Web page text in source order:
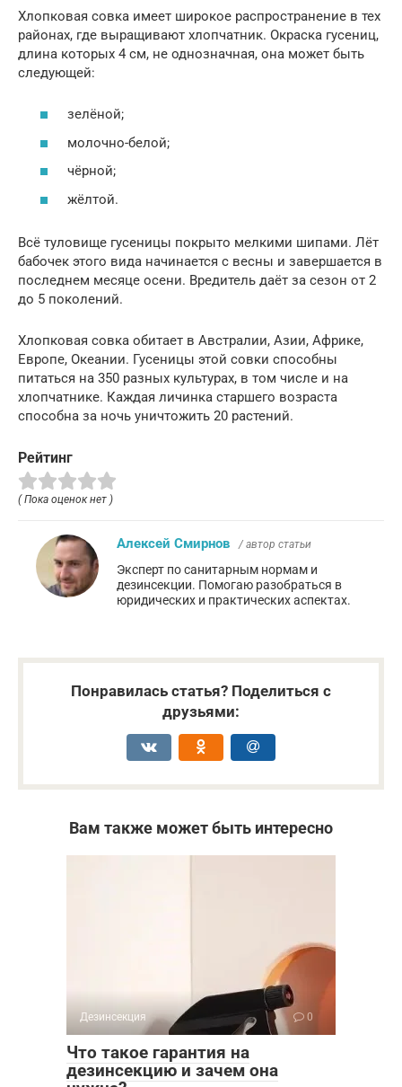
Хлопковая совка имеет широкое распространение в тех
районах, где выращивают хлопчатник. Окраска гусениц,
длина которых 4 см, не однозначная, она может быть
следующей:
зелёной;
молочно-белой;
чёрной;
жёлтой.
Всё туловище гусеницы покрыто мелкими шипами. Лёт
бабочек этого вида начинается с весны и завершается в
последнем месяце осени. Вредитель даёт за сезон от 2
до 5 поколений.
Хлопковая совка обитает в Австралии, Азии, Африке,
Европе, Океании. Гусеницы этой совки способны
питаться на 350 разных культурах, в том числе и на
хлопчатнике. Каждая личинка старшего возраста
способна за ночь уничтожить 20 растений.
Рейтинг
( Пока оценок нет )
Алексей Смирнов / автор статьи
Эксперт по санитарным нормам и
дезинсекции. Помогаю разобраться в
юридических и практических аспектах.
Понравилась статья? Поделиться с
друзьями:
Вам также может быть интересно
Дезинсекция 0
Что такое гарантия на
дезинсекцию и зачем она